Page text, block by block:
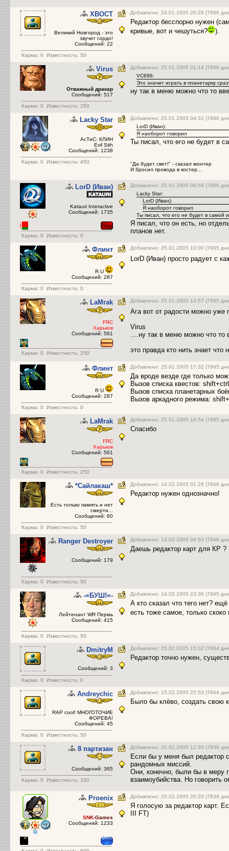
XBOCT
Великий Новгород - это
звучит гордо!
Сообщений: 22
Карма: 0 Известность: 50
Добавлено: 24.01.2005 20:26 (7866
Редактор бесспорно нужен
кривые, вот и чешуться?
).
Virus
Отважный дракар
Сообщений: 517
Карма: 0 Известность: 250
Добавлено: 25.01.2005 01:14 (7866
VC696:
Это значит играть в планетарку
ну так в меню можно что то
Lacky Star
АсТиС: КЛИН
Evil Sith
Сообщений: 1238
Карма: 0 Известность: 450
Добавлено: 25.01.2005 04:31 (7866
LorD (Иван):
Я наоборот говорил
Ты писал, что его не будет в
"Да будет свет!" - сказал монтер
И бросил провода в костер...
LorD (Иван)
Katauri Interactive
Сообщений: 1735
Карма: 0 Известность: 0
Добавлено: 25.01.2005 06:58 (7866
Lacky Star:
LorD (Иван):
Я наоборот говорил
Ты писал, что его не будет в самой
Я писал, что он есть, но
планов нет.
Флинт
R U
Сообщений: 287
Карма: 0 Известность: 0
Добавлено: 25.01.2005 10:00 (7865
LorD (Иван) просто радует с
LаMrak
FRC
Харьков
Сообщений: 561
Карма: 0 Известность: 250
Добавлено: 25.01.2005 14:57 (7865
Ага вот от радости можно уже
Virus
....ну так в меню можно что то
это правда кто нить знает
Флинт
R U
Сообщений: 287
Карма: 0 Известность: 0
Добавлено: 25.01.2005 17:32 (7865
Да вроде везде где только
Вызов списка квестов:
Вызов списка планетарных
Вызов аркадного режима:
LаMrak
FRC
Харьков
Сообщений: 561
Карма: 0 Известность: 250
Добавлено: 25.01.2005 18:54 (7865
Спасибо
*Сайлакаш*
Есть только память и нет
смерти...
Сообщений: 60
Карма: 0 Известность: 50
Добавлено: 14.02.2005 01:28 (7846
Редактор нужен однозначно!
Ranger Destroyer
Сообщений: 179
Карма: 0 Известность: 50
Добавлено: 14.02.2005 04:53 (7846
Даешь редактор карт для КР ?
-=БУШ!=-
Лейтенант WR Пермь
Сообщений: 415
Карма: 0 Известность: 50
Добавлено: 14.02.2005 23:36 (7845
А кто сказал что тего нет?
есть тоже самое, только
DmitryM
Сообщений: 3
Карма: 0 Известность: 0
Добавлено: 15.02.2005 15:02 (7844
Редактор точно нужен,
Andreychic
RAP cool! МНОГОТОЧИЕ
ФОРЕВА!
Сообщений: 45
Карма: 0 Известность: 50
Добавлено: 15.02.2005 22:53 (7844
Было бы клёво, создать
8 партизан
Сообщений: 365
Карма: 0 Известность: 100
Добавлено: 20.02.2005 12:30 (7839
Если бы у меня был редактор
рандомных миссий.
Они, конечно, были бы в меру
взаимоубийства. Но говорить
Proenix
SNK-Games
Сообщений: 1233
Добавлено: 20.02.2005 20:20 (7839
Я голосую за редактор карт.
III FT)